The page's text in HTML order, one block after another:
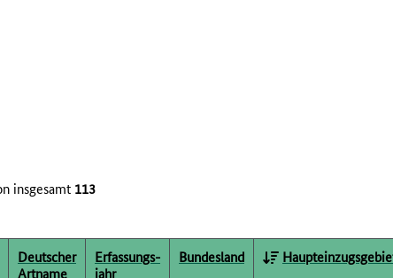
insgesamt 113
Deutscher
Artname
Erfassungs­
jahr
Bundesland